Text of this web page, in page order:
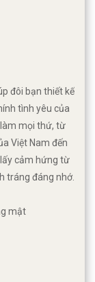
đôi bạn thiết kế
tình yêu của
mọi thứ, từ
Việt Nam đến
cảm hứng từ
tráng đáng nhớ.
mật